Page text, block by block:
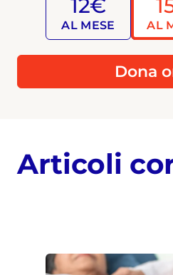
12€
AL MESE AL
Dona
Articoli